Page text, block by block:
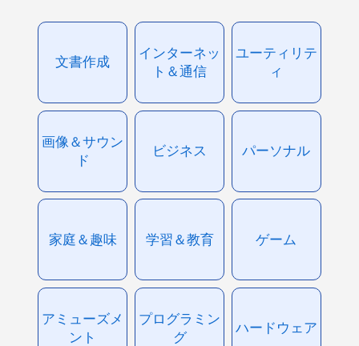
文書作成
インターネッ
ト＆通信
ユーティリテ
ィ
画像＆サウン
ド
ビジネス パーソナル
家庭＆趣味 学習＆教育 ゲーム
アミューズメ
ント
プログラミン
グ
ハードウェア